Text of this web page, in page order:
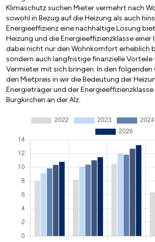
Klimaschutz suchen Mieter vermehrt nach
sowohl in Bezug auf die Heizung als auch
Energieeffizienz eine nachhaltige Lösung
Heizung und die Energieeffizienzklasse einer
dabei nicht nur den Wohnkomfort erheblich
sondern auch langfristige finanzielle Vorteile
Vermieter mit sich bringen. In den folgenden
den Mietpreis in wir die Bedeutung der
Energieträger und der
Burgkirchen an der Alz: